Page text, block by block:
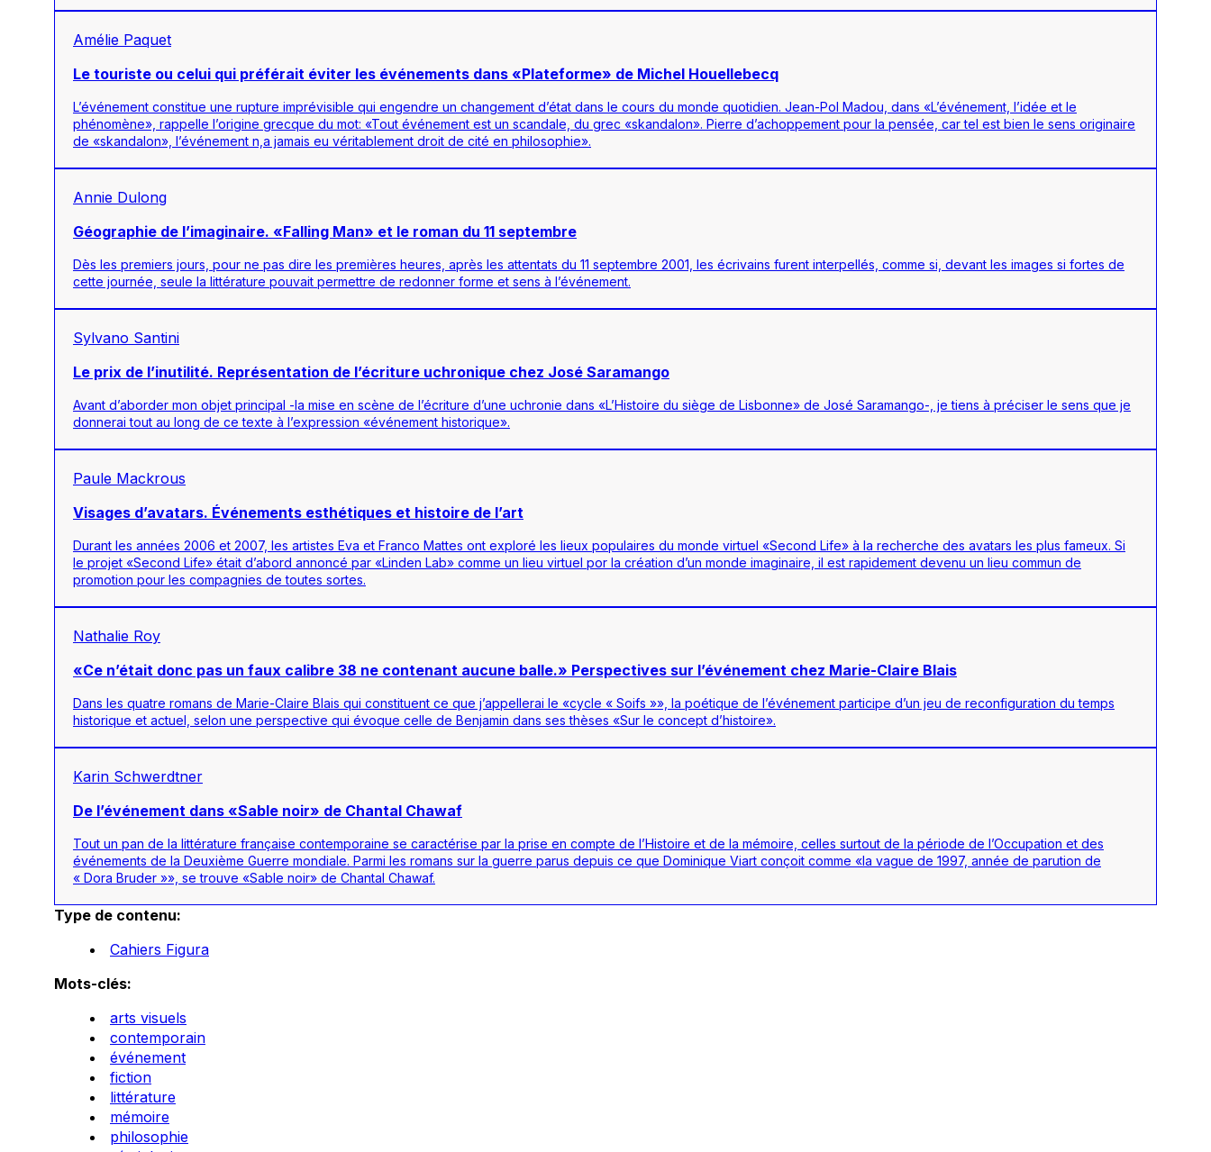
Amélie Paquet
Le touriste ou celui qui préférait éviter les événements dans «Plateforme» de Michel Houellebecq
L’événement constitue une rupture imprévisible qui engendre un changement d’état dans le cours du monde quotidien. Jean-Pol Madou, dans «L’événement, l’idée et le
phénomène», rappelle l’origine grecque du mot: «Tout événement est un scandale, du grec «skandalon». Pierre d’achoppement pour la pensée, car tel est bien le sens originaire
de «skandalon», l’événement n,a jamais eu véritablement droit de cité en philosophie».
Annie Dulong
Géographie de l’imaginaire. «Falling Man» et le roman du 11 septembre
Dès les premiers jours, pour ne pas dire les premières heures, après les attentats du 11 septembre 2001, les écrivains furent interpellés, comme si, devant les images si fortes de
cette journée, seule la littérature pouvait permettre de redonner forme et sens à l’événement.
Sylvano Santini
Le prix de l’inutilité. Représentation de l’écriture uchronique chez José Saramango
Avant d’aborder mon objet principal -la mise en scène de l’écriture d’une uchronie dans «L’Histoire du siège de Lisbonne» de José Saramango-, je tiens à préciser le sens que je
donnerai tout au long de ce texte à l’expression «événement historique».
Paule Mackrous
Visages d’avatars. Événements esthétiques et histoire de l’art
Durant les années 2006 et 2007, les artistes Eva et Franco Mattes ont exploré les lieux populaires du monde virtuel «Second Life» à la recherche des avatars les plus fameux. Si
le projet «Second Life» était d’abord annoncé par «Linden Lab» comme un lieu virtuel por la création d’un monde imaginaire, il est rapidement devenu un lieu commun de
promotion pour les compagnies de toutes sortes.
Nathalie Roy
«Ce n’était donc pas un faux calibre 38 ne contenant aucune balle.» Perspectives sur l’événement chez Marie-Claire Blais
Dans les quatre romans de Marie-Claire Blais qui constituent ce que j’appellerai le «cycle « Soifs »», la poétique de l’événement participe d’un jeu de reconfiguration du temps
historique et actuel, selon une perspective qui évoque celle de Benjamin dans ses thèses «Sur le concept d’histoire».
Karin Schwerdtner
De l’événement dans «Sable noir» de Chantal Chawaf
Tout un pan de la littérature française contemporaine se caractérise par la prise en compte de l’Histoire et de la mémoire, celles surtout de la période de l’Occupation et des
événements de la Deuxième Guerre mondiale. Parmi les romans sur la guerre parus depuis ce que Dominique Viart conçoit comme «la vague de 1997, année de parution de
« Dora Bruder »», se trouve «Sable noir» de Chantal Chawaf.
Type de contenu:
Cahiers Figura
Mots-clés:
arts visuels
contemporain
événement
fiction
littérature
mémoire
philosophie